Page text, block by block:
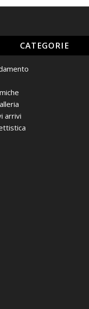
CATEGORIE
arrivi